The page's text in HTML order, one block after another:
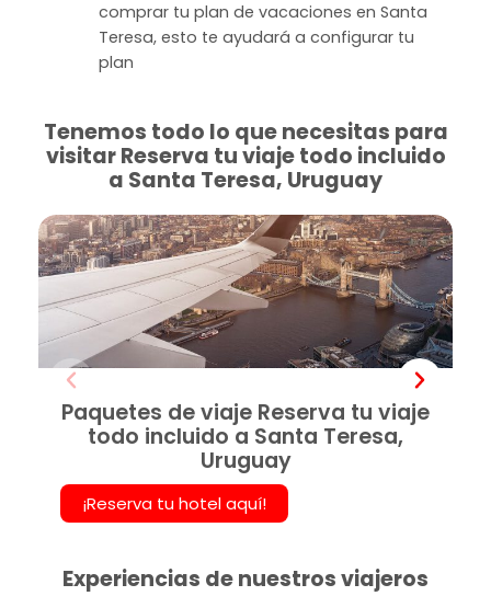
comprar tu plan de vacaciones en Santa
Teresa, esto te ayudará a configurar tu
plan
Tenemos todo lo que necesitas para
visitar Reserva tu viaje todo incluido
a Santa Teresa, Uruguay
Paquetes de viaje Reserva tu viaje
todo incluido a Santa Teresa,
Uruguay
¡Reserva tu hotel aquí!
Experiencias de nuestros viajeros